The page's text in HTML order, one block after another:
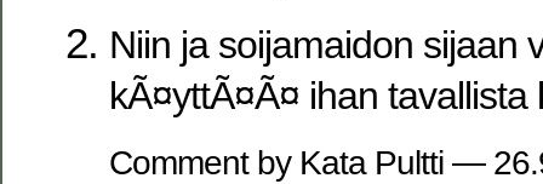
Niin ja soijamaidon sijaan
kÃ¤yttÃ¤Ã¤ ihan
Comment by Kata Pultti —